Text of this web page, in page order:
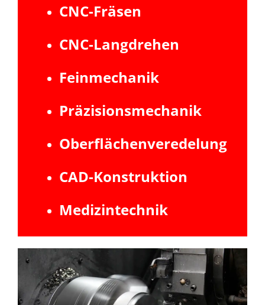
CNC-Fräsen
CNC-Langdrehen
Feinmechanik
Präzisionsmechanik
Oberflächenveredelung
CAD-Konstruktion
Medizintechnik